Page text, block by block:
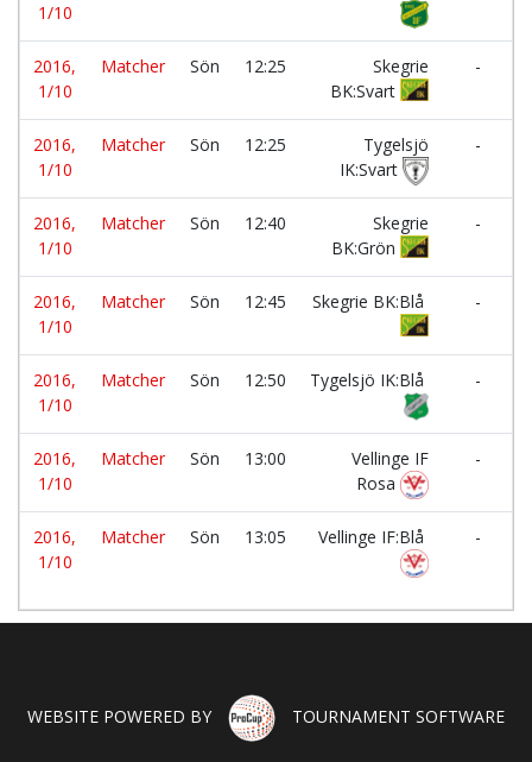
1/10
2016,
1/10
Matcher Sön 12:25
Skegrie
BK:Svart
-
2016,
1/10
Matcher Sön 12:25
Tygelsjö
IK:Svart
-
2016,
1/10
Matcher Sön 12:40
Skegrie
BK:Grön
-
2016,
1/10
Matcher Sön 12:45 Skegrie BK:Blå
-
2016,
1/10
Matcher Sön 12:50 Tygelsjö IK:Blå
-
2016,
1/10
Matcher Sön 13:00
Vellinge IF
Rosa
-
2016,
1/10
Matcher Sön 13:05 Vellinge IF:Blå
-
WEBSITE POWERED BY TOURNAMENT SOFTWARE